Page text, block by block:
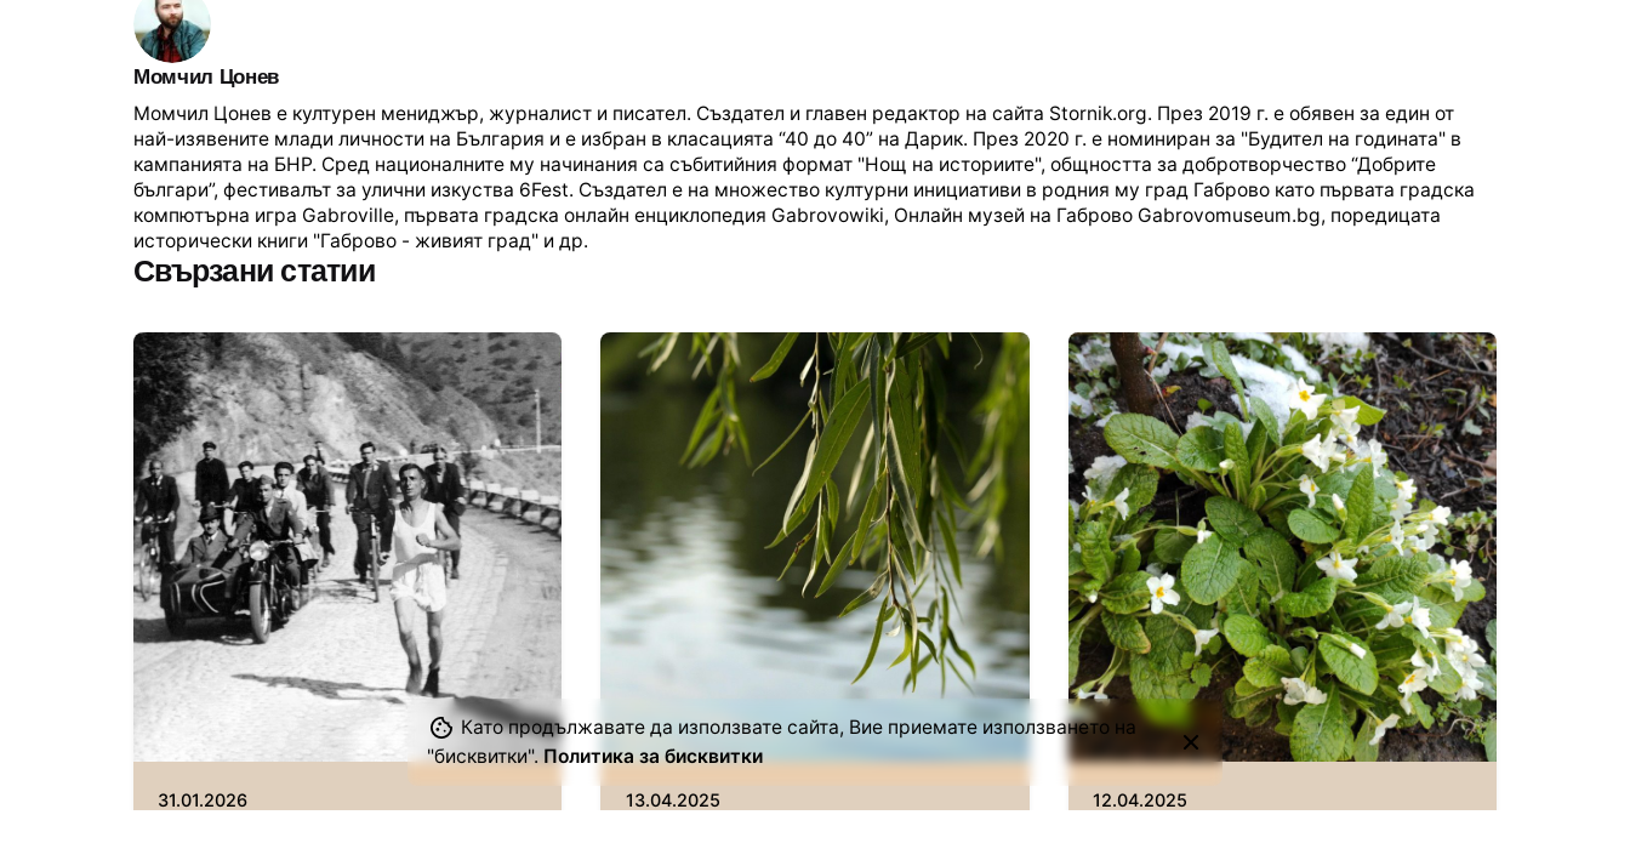
Момчил Цонев
Момчил Цонев е културен мениджър, журналист и писател. Създател и главен редактор на сайта Stornik.org. През 2019 г. е обявен за един от
най-изявените млади личности на България и е избран в класацията “40 до 40” на Дарик. През 2020 г. е номиниран за "Будител на годината" в
кампанията на БНР. Сред националните му начинания са събитийния формат "Нощ на историите", общността за добротворчество “Добрите
българи”, фестивалът за улични изкуства 6Fest. Създател е на множество културни инициативи в родния му град Габрово като първата градска
компютърна игра Gabroville, първата градска онлайн енциклопедия Gabrovowiki, Онлайн музей на Габрово Gabrovomuseum.bg, поредицата
исторически книги "Габрово - живият град" и др.
Следващ
Йордан Петров – Графа
от Павликени – „най-
Свързани статии
Исторически музей Павликени
31.01.2026
Сторник
13.04.2025
Автор
Сторник
12.04.2025
Като продължавате да използвате сайта, Вие приемате използването на
"бисквитки". Политика за бисквитки